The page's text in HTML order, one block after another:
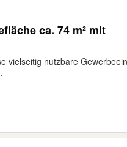
ca. 74 m² mit
vielseitig nutzbare